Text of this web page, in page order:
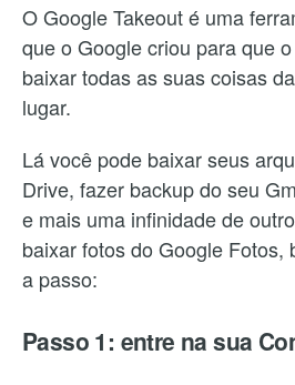
O Google Takeout é uma
que o Google criou para que
baixar todas as suas coisas
lugar.
Lá você pode baixar seus
Drive, fazer backup do seu
e mais uma infinidade de
baixar fotos do Google Fotos,
a passo:
Passo 1: entre na sua